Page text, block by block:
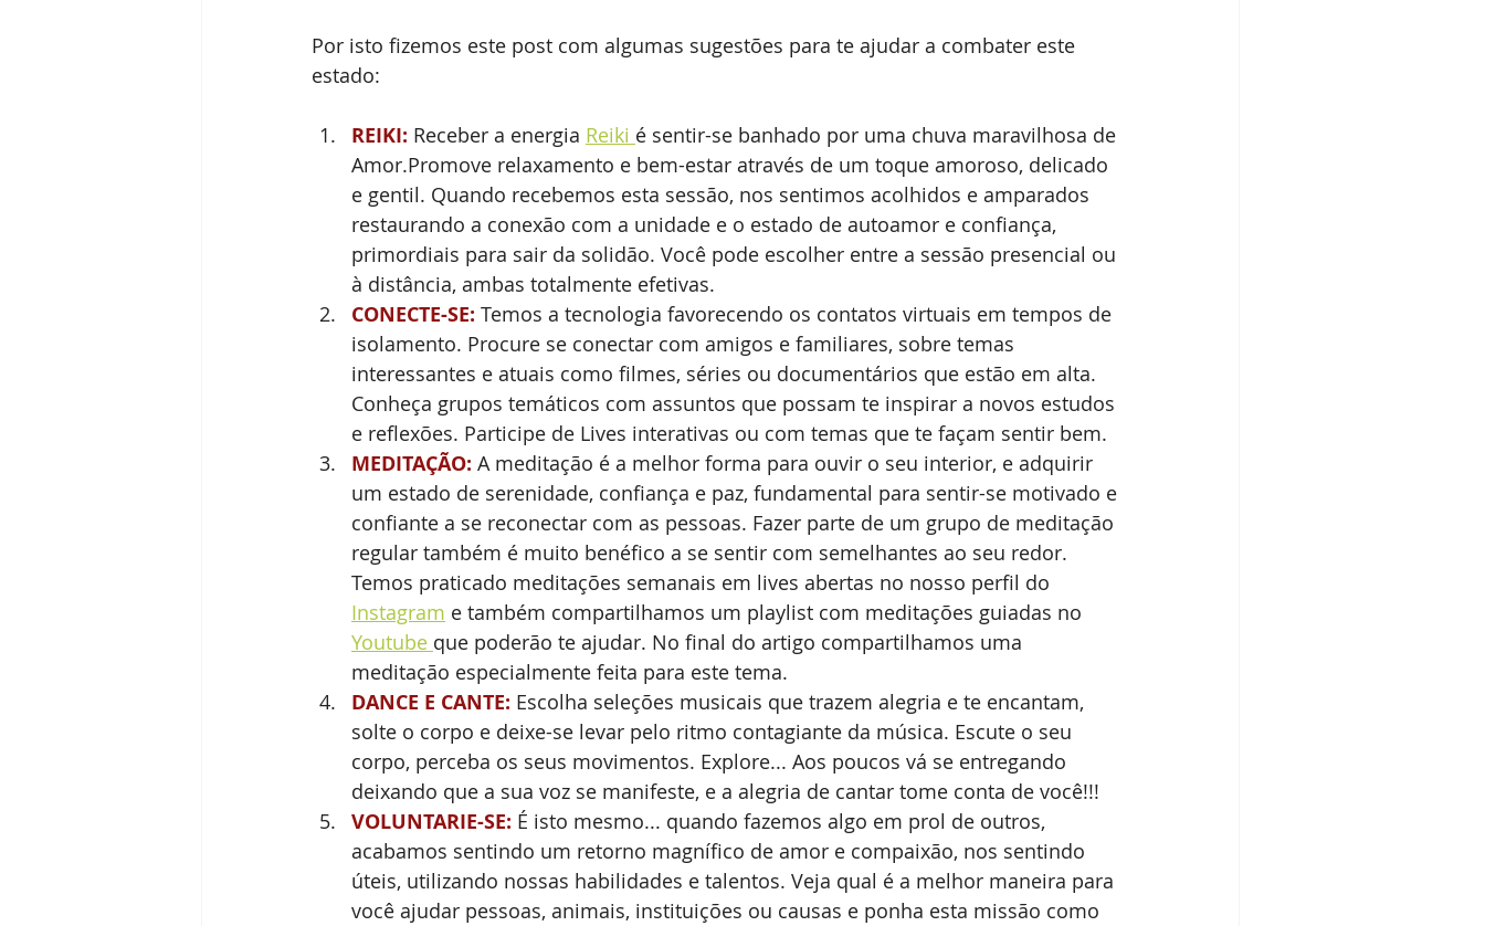
Por isto fizemos este post com algumas sugestões para te ajudar a combater este
estado:
REIKI: Receber a energia Reiki é sentir-se banhado por uma chuva maravilhosa de
Amor.Promove relaxamento e bem-estar através de um toque amoroso, delicado
e gentil. Quando recebemos esta sessão, nos sentimos acolhidos e amparados
restaurando a conexão com a unidade e o estado de autoamor e confiança,
primordiais para sair da solidão. Você pode escolher entre a sessão presencial ou
à distância, ambas totalmente efetivas.
CONECTE-SE: Temos a tecnologia favorecendo os contatos virtuais em tempos de
isolamento. Procure se conectar com amigos e familiares, sobre temas
interessantes e atuais como filmes, séries ou documentários que estão em alta.
Conheça grupos temáticos com assuntos que possam te inspirar a novos estudos
e reflexões. Participe de Lives interativas ou com temas que te façam sentir bem.
MEDITAÇÃO: A meditação é a melhor forma para ouvir o seu interior, e adquirir
um estado de serenidade, confiança e paz, fundamental para sentir-se motivado e
confiante a se reconectar com as pessoas. Fazer parte de um grupo de meditação
regular também é muito benéfico a se sentir com semelhantes ao seu redor.
Temos praticado meditações semanais em lives abertas no nosso perfil do
Instagram e também compartilhamos um playlist com meditações guiadas no
Youtube que poderão te ajudar. No final do artigo compartilhamos uma
meditação especialmente feita para este tema.
DANCE E CANTE: Escolha seleções musicais que trazem alegria e te encantam,
solte o corpo e deixe-se levar pelo ritmo contagiante da música. Escute o seu
corpo, perceba os seus movimentos. Explore... Aos poucos vá se entregando
deixando que a sua voz se manifeste, e a alegria de cantar tome conta de você!!!
VOLUNTARIE-SE: É isto mesmo... quando fazemos algo em prol de outros,
acabamos sentindo um retorno magnífico de amor e compaixão, nos sentindo
úteis, utilizando nossas habilidades e talentos. Veja qual é a melhor maneira para
você ajudar pessoas, animais, instituições ou causas e ponha esta missão como